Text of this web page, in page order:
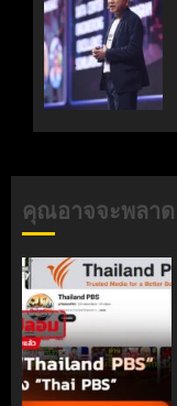
คุณอาจจะพลาด